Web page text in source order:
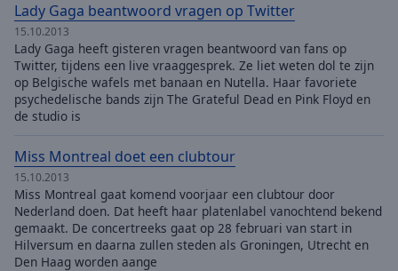
Lady Gaga beantwoord vragen op Twitter
15.10.2013
Lady Gaga heeft gisteren vragen beantwoord van fans op
Twitter, tijdens een live vraaggesprek. Ze liet weten dol te zijn
op Belgische wafels met banaan en Nutella. Haar favoriete
psychedelische bands zijn The Grateful Dead en Pink Floyd en
de studio is
Miss Montreal doet een clubtour
15.10.2013
Miss Montreal gaat komend voorjaar een clubtour door
Nederland doen. Dat heeft haar platenlabel vanochtend bekend
gemaakt. De concertreeks gaat op 28 februari van start in
Hilversum en daarna zullen steden als Groningen, Utrecht en
Den Haag worden aange